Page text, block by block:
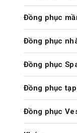
Đồng phục
Đồng phục
Đồng phục
Đồng phục
Đồng phục